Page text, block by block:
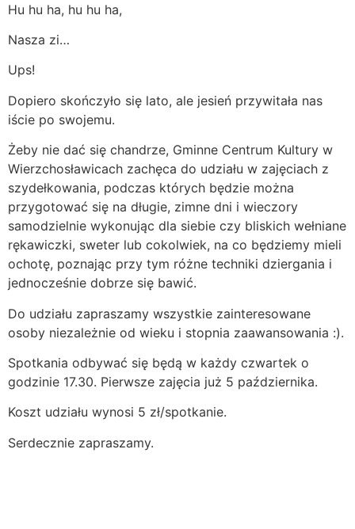
Hu hu ha, hu hu ha,
Nasza zi…
Ups!
Dopiero skończyło się lato, ale jesień przywitała nas
iście po swojemu.
Żeby nie dać się chandrze, Gminne Centrum Kultury w
Wierzchosławicach zachęca do udziału w zajęciach z
szydełkowania, podczas których będzie można
przygotować się na długie, zimne dni i wieczory
samodzielnie wykonując dla siebie czy bliskich wełniane
rękawiczki, sweter lub cokolwiek, na co będziemy mieli
ochotę, poznając przy tym różne techniki dziergania i
jednocześnie dobrze się bawić.
Do udziału zapraszamy wszystkie zainteresowane
osoby niezależnie od wieku i stopnia zaawansowania :).
Spotkania odbywać się będą w każdy czwartek o
godzinie 17.30. Pierwsze zajęcia już 5 października.
Koszt udziału wynosi 5 zł/spotkanie.
Serdecznie zapraszamy.